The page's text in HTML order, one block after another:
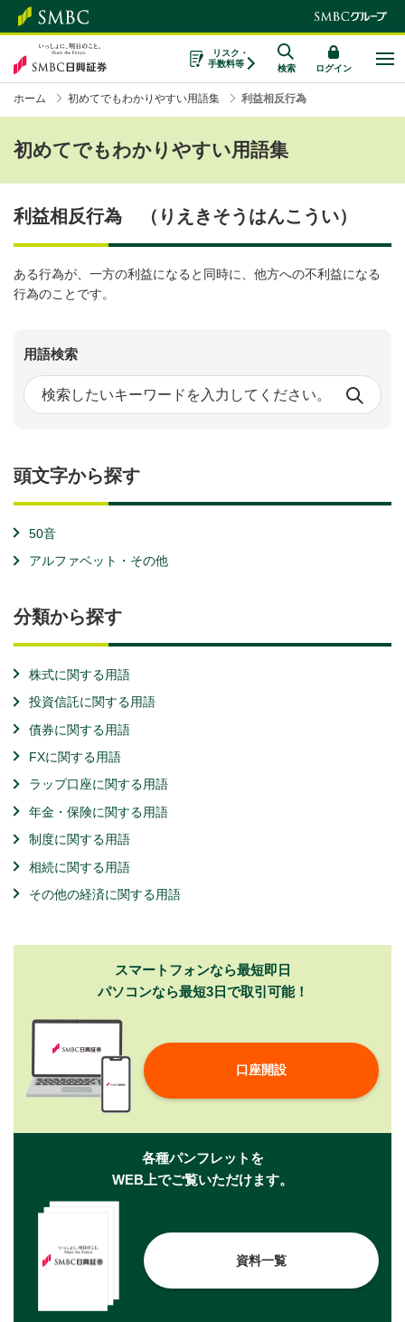
リスク・
手数料等
検索 ログイン
ホーム 初めてでもわかりやすい用語集 利益相反行為
初めてでもわかりやすい用語集
利益相反行為 （りえきそうはんこうい）
ある行為が、一方の利益になると同時に、他方への不利益になる
行為のことです。
用語検索
頭文字から探す
50音
アルファベット・その他
分類から探す
株式に関する用語
投資信託に関する用語
債券に関する用語
FXに関する用語
ラップ口座に関する用語
年金・保険に関する用語
制度に関する用語
相続に関する用語
その他の経済に関する用語
スマートフォンなら最短即日
パソコンなら最短3日で取引可能！
口座開設
各種パンフレットを
WEB上でご覧いただけます。
資料一覧